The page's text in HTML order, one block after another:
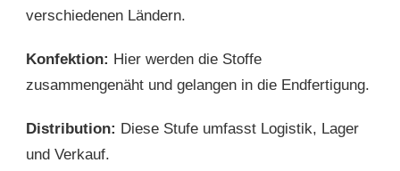
verschiedenen Ländern.
Konfektion: Hier werden die Stoffe
zusammengenäht und gelangen in die Endfertigung.
Distribution: Diese Stufe umfasst Logistik, Lager
und Verkauf.